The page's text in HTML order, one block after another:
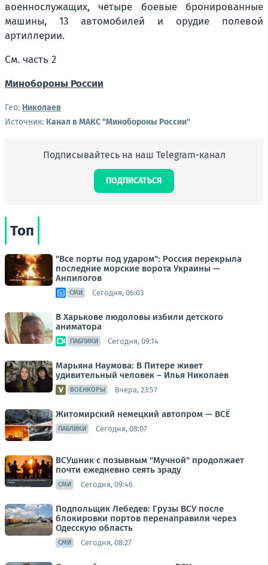
военнослужащих, четыре боевые бронированные
машины, 13 автомобилей и орудие полевой
артиллерии.
См. часть 2
Минобороны России
Гео: Николаев
Источник: Канал в МАКС "Минобороны России"
Подписывайтесь на наш Telegram-канал
ПОДПИСАТЬСЯ
Топ
"Все порты под ударом": Россия перекрыла
последние морские ворота Украины —
Анпилогов
СМИ Сегодня, 06:03
В Харькове людоловы избили детского
аниматора
ПАБЛИКИ Сегодня, 09:14
Марьяна Наумова: В Питере живет
удивительный человек – Илья Николаев
ВОЕНКОРЫ Вчера, 23:57
Житомирский немецкий автопром — ВСЁ
ПАБЛИКИ Сегодня, 08:07
ВСУшник с позывным "Мучной" продолжает
почти ежедневно сеять зраду
СМИ Сегодня, 09:46
Подпольщик Лебедев: Грузы ВСУ после
блокировки портов перенаправили через
Одесскую область
СМИ Сегодня, 08:27